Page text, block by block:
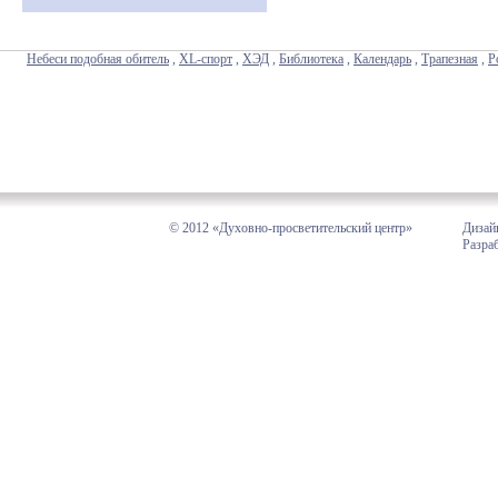
Небеси подобная обитель , XL-спорт , ХЭД , Библиотека , Календарь , Трапезная ,
© 2012 «Духовно-просветительский центр»